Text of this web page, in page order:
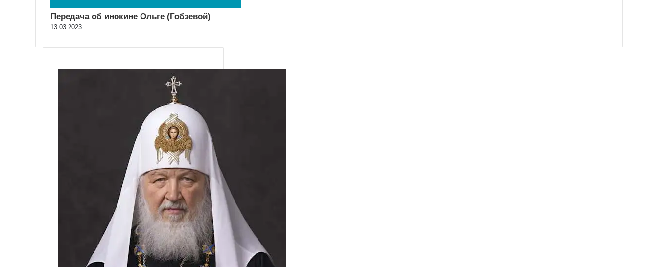
Передача об инокине Ольге (Гобзевой)
13.03.2023